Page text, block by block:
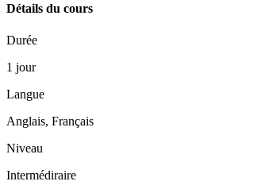
Détails du cours
Durée
1 jour
Langue
Anglais, Français
Niveau
Intermédiraire